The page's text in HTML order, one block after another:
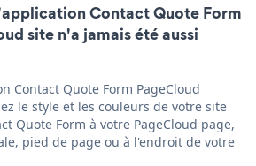
Contact Quote Form
site n'a jamais été aussi
Contact Quote Form PageCloud
le style et les couleurs de votre site
Quote Form à votre PageCloud page,
pied de page ou à l'endroit de votre